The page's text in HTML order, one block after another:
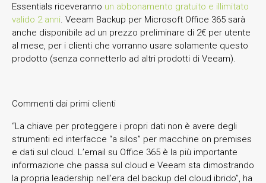
Essentials riceveranno un abbonamento gratuito e illimitato
valido 2 anni. Veeam Backup per Microsoft Office 365 sarà
anche disponibile ad un prezzo preliminare di 2€ per utente
al mese, per i clienti che vorranno usare solamente questo
prodotto (senza connetterlo ad altri prodotti di Veeam).
Commenti dai primi clienti
“La chiave per proteggere i propri dati non è avere degli
strumenti ed interfacce “a silos” per macchine on premises
e dati sul cloud. L’email su Office 365 è la più importante
informazione che passa sul cloud e Veeam sta dimostrando
la propria leadership nell’era del backup del cloud ibrido”, ha